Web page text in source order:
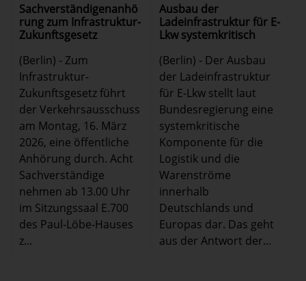
Sachverständigenanhö
rung zum Infrastruktur-
Zukunftsgesetz
(Berlin) - Zum
Infrastruktur-
Zukunftsgesetz führt
der Verkehrsausschuss
am Montag, 16. März
2026, eine öffentliche
Anhörung durch. Acht
Sachverständige
nehmen ab 13.00 Uhr
im Sitzungssaal E.700
des Paul-Löbe-Hauses
z...
Ausbau der
Ladeinfrastruktur für E-
Lkw systemkritisch
(Berlin) - Der Ausbau
der Ladeinfrastruktur
für E-Lkw stellt laut
Bundesregierung eine
systemkritische
Komponente für die
Logistik und die
Warenströme
innerhalb
Deutschlands und
Europas dar. Das geht
aus der Antwort der...